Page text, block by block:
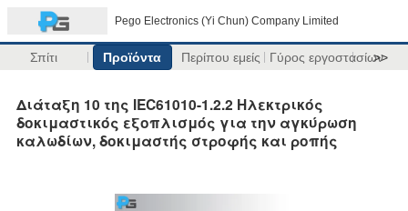
Pego Electronics (Yi Chun) Company Limited
Σπίτι Προϊόντα Περίπου εμείς Γύρος εργοστασίων
>>
Διάταξη 10 της IEC61010-1.2.2 Ηλεκτρικός
δοκιμαστικός εξοπλισμός για την αγκύρωση
καλωδίων, δοκιμαστής στροφής και ροπής